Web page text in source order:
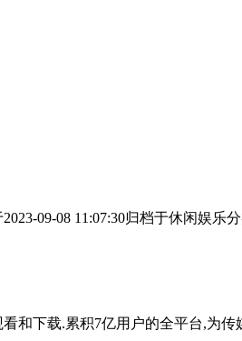
09-08 11:07:30归档于休闲娱
和下载.累积7亿用户的全平台,为